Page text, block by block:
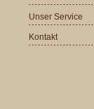
Unser Service
Kontakt